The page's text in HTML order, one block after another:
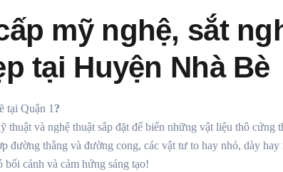
mỹ nghệ, sắt
tại Huyện Nhà Bè
tại Quận 1 ?
thuật và nghệ thuật sắp đặt để biến những vật liệu thô cứng
đường thẳng và đường cong, các vật tư to hay nhỏ, dày
cảnh và cảm hứng sáng tạo!